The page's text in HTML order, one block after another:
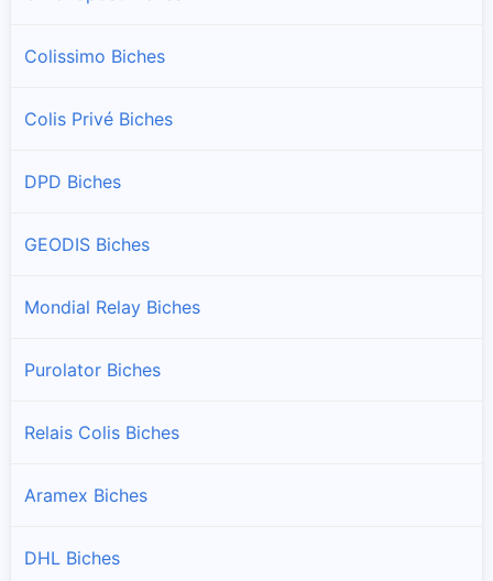
Colissimo Biches
Colis Privé Biches
DPD Biches
GEODIS Biches
Mondial Relay Biches
Purolator Biches
Relais Colis Biches
Aramex Biches
DHL Biches